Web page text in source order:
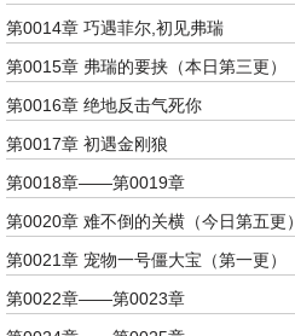
第0014章 巧遇菲尔,初见弗瑞
第0015章 弗瑞的要挟（本日第三更）
第0016章 绝地反击气死你
第0017章 初遇金刚狼
第0018章——第0019章
第0020章 难不倒的关横（今日第五更）
第0021章 宠物一号僵大宝（第一更）
第0022章——第0023章